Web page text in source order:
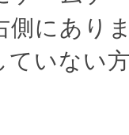
側にあり
ていない